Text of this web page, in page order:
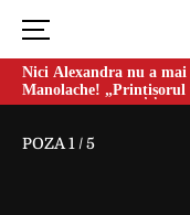
Nici Alexandra nu a
Manolache!
doi ani de căsnicie
POZA 1 /5